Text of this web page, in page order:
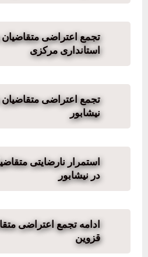
تجمع اعتراضی
استانداری مرکزی
تجمع اعتراضی
نیشابور
استمرار نارضایتی
در نیشابور
ادامه تجمع اعتراضی
قزوین